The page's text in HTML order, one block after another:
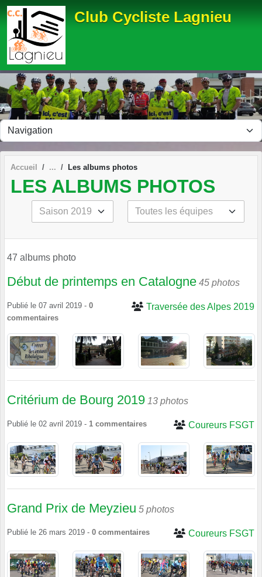
Club Cycliste Lagnieu
Accueil Les albums photos
LES ALBUMS PHOTOS
47 albums photo
Début de printemps en Catalogne 45 photos
Traversée des Alpes 2019
Publié le 07 avril 2019 - 0
commentaires
Critérium de Bourg 2019 13 photos
Coureurs FSGT
Publié le 02 avril 2019 - 1 commentaires
Grand Prix de Meyzieu 5 photos
Coureurs FSGT
Publié le 26 mars 2019 - 0 commentaires
Panneau de gestion des cookies